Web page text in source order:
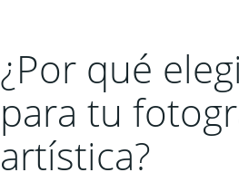
¿Por qué
para tu
artística?